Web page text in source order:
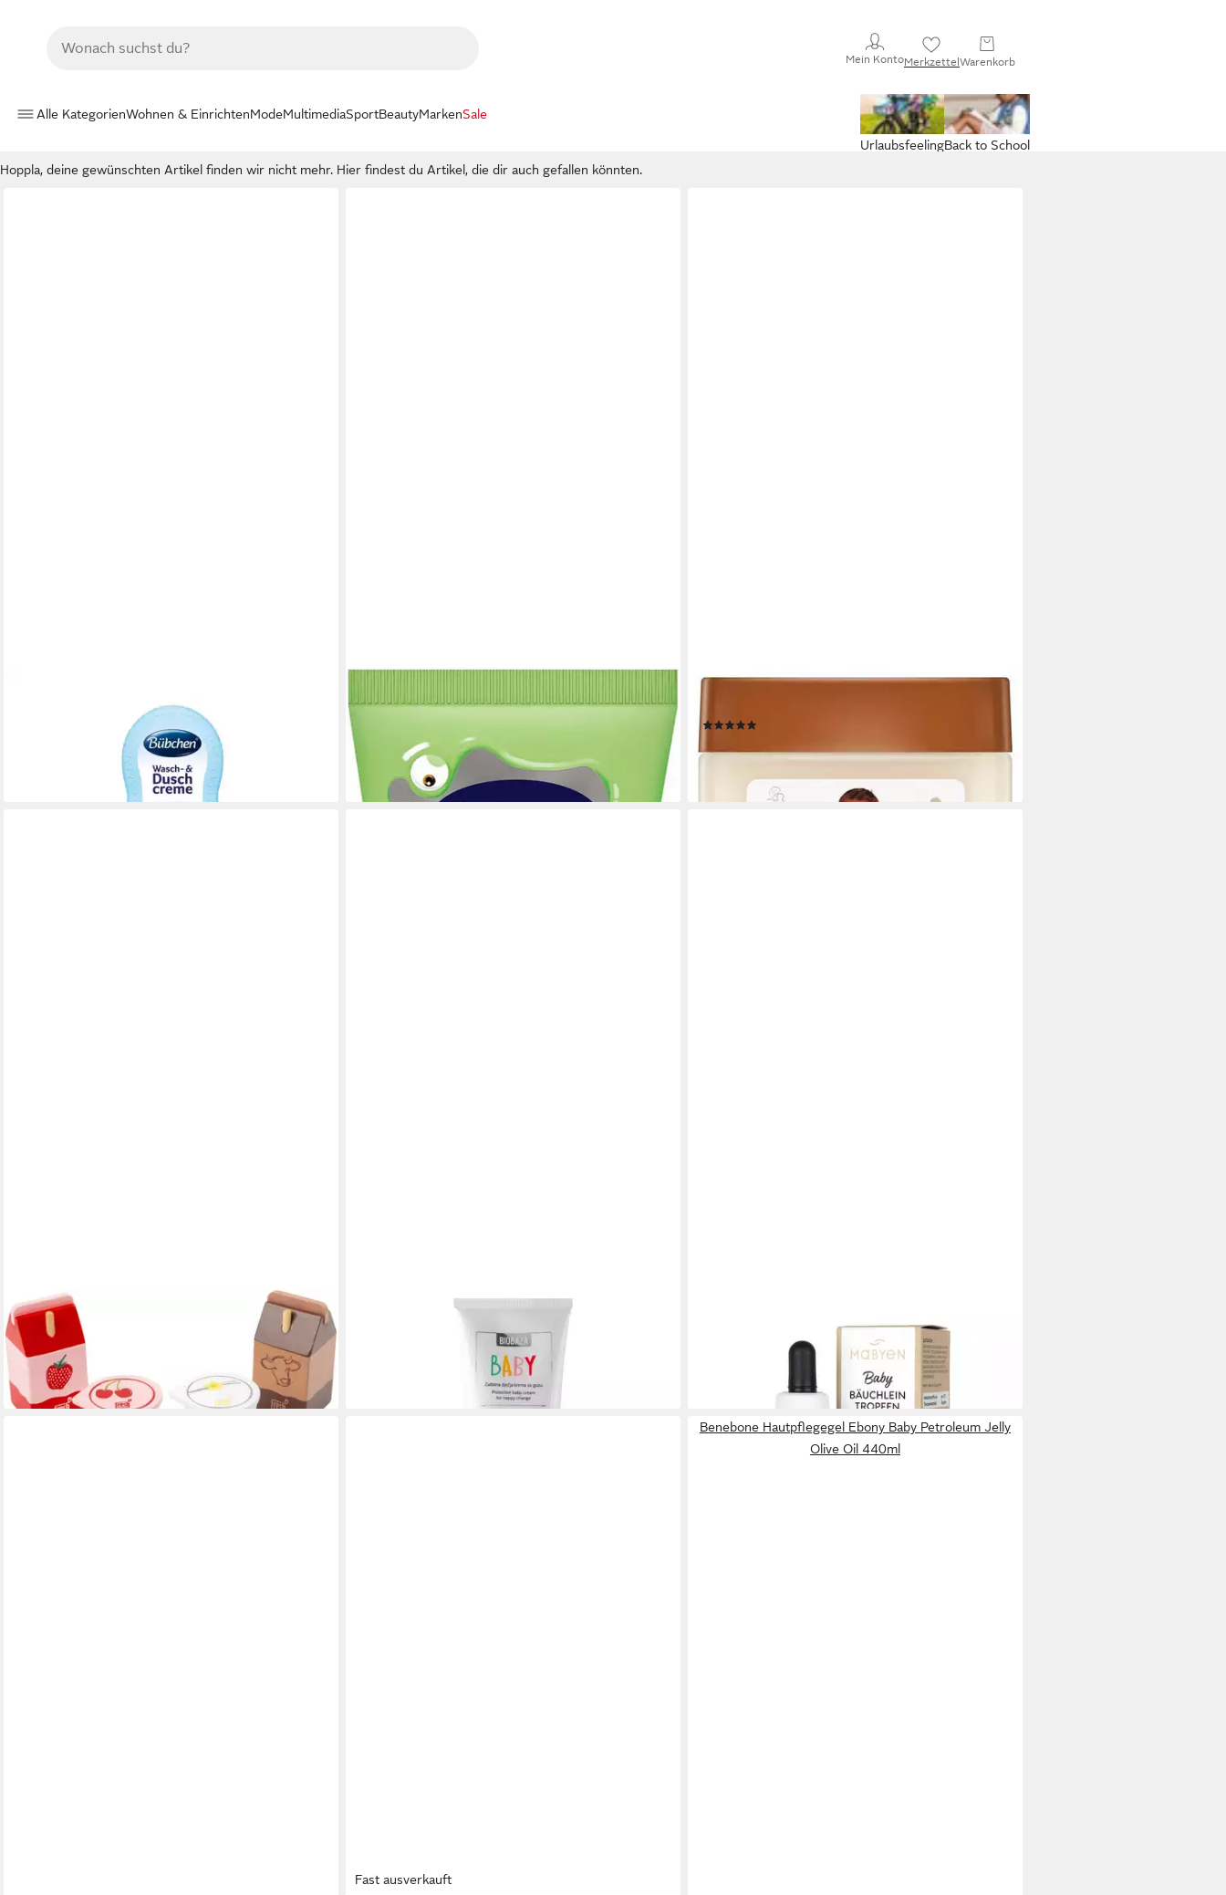
Mein KontoMerkzettelWarenkorb
Alle KategorienWohnen & EinrichtenModeMultimediaSportBeautyMarkenSale
Back to School
Urlaubsfeeling
Hoppla, deine gewünschten Artikel finden wir nicht mehr. Hier findest du Artikel, die dir auch gefallen könnten.
Duschgel Bübchen Wasch- und Duschcreme Classic
lieferbar - in 2-3 Werktagen bei dir
Duschgel 1x Bübchen Badeglibber grün - 130ml, 1-
(4,61 €/ 100 ml)
lieferbar - in 3-4 Werktagen bei dir
(15,89 €/ 1.000 g)
SMALL FOOT
Kaufladensortiment Milchprodukte-Set „fresh“
17,95 €
lieferbar - in 6-8 Werktagen bei dir
Körpercreme Schützende Windelcreme 250 Ml
lieferbar - in 2-3 Werktagen bei dir
Körperpflegemittel MABYEN Baby Bäuchlein-
Tropfen 30ml, 1-tlg.
lieferbar - in 2-3 Werktagen bei dir
Fast ausverkauft
Benebone Hautpflegegel Ebony Baby Petroleum Jelly
Olive Oil 440ml